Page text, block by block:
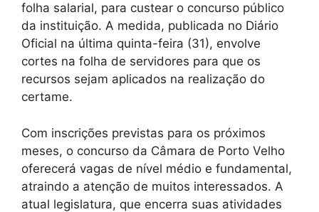
folha salarial, para custear o concurso público
da instituição. A medida, publicada no Diário
Oficial na última quinta-feira (31), envolve
cortes na folha de servidores para que os
recursos sejam aplicados na realização do
certame.
Com inscrições previstas para os próximos
meses, o concurso da Câmara de Porto Velho
oferecerá vagas de nível médio e fundamental,
atraindo a atenção de muitos interessados. A
atual legislatura, que encerra suas atividades